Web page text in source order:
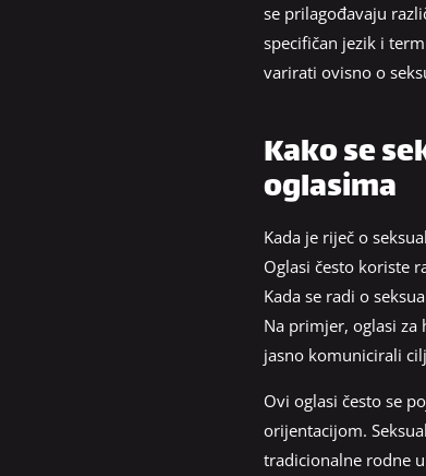
se prilagođavaju
specifičan jezik i
varirati ovisno o
Kako se
oglasima
Kada je riječ o
Oglasi često koriste
Kada se radi o
Na primjer, oglasi za
jasno komunicirali
Ovi oglasi često se
orijentacijom.
tradicionalne rodne